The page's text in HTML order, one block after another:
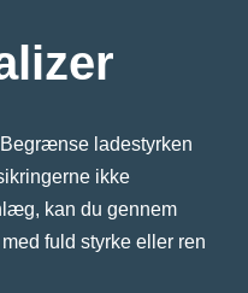
ladestyrken
ikke
kan du gennem
fuld styrke eller ren